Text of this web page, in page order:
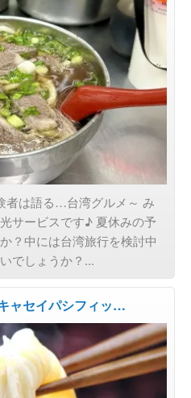
者は語る…台湾グルメ～ み
サービスです♪ 夏休みの予
？中には台湾旅行を検討中
でしょうか？...
ャセイパシフィッ…